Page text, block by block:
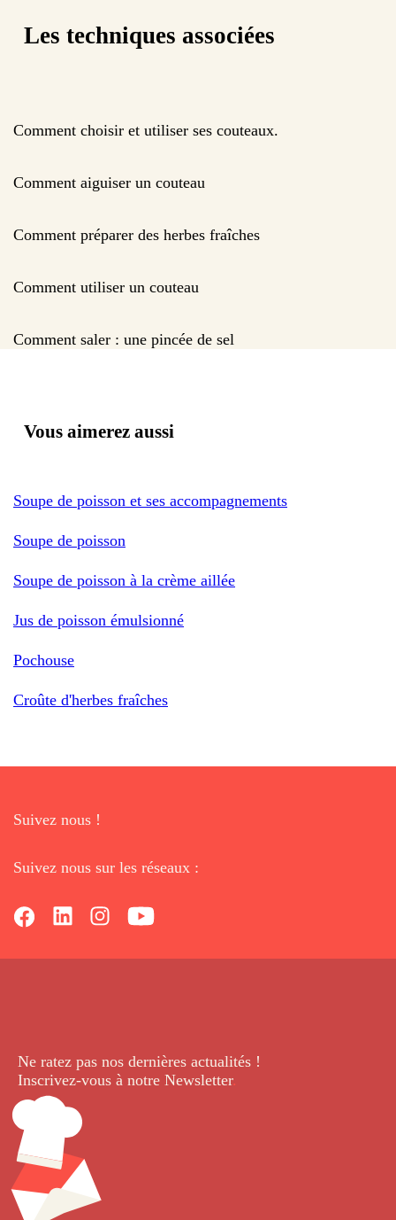
Les techniques associées
Comment choisir et utiliser ses couteaux.
Comment aiguiser un couteau
Comment préparer des herbes fraîches
Comment utiliser un couteau
Comment saler : une pincée de sel
Vous aimerez aussi
Soupe de poisson et ses accompagnements
Soupe de poisson
Soupe de poisson à la crème aillée
Jus de poisson émulsionné
Pochouse
Croûte d'herbes fraîches
Suivez nous !
Suivez nous sur les réseaux :
Ne ratez pas nos dernières actualités !
Inscrivez-vous à notre Newsletter.